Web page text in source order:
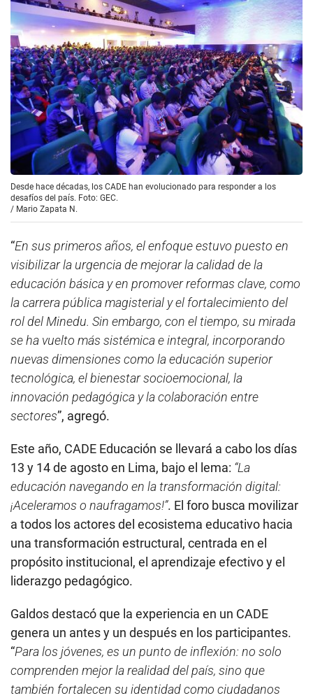
Desde hace décadas, los CADE han evolucionado para responder a los
desafíos del país. Foto: GEC.
/ Mario Zapata N.
“En sus primeros años, el enfoque estuvo puesto en
visibilizar la urgencia de mejorar la calidad de la
educación básica y en promover reformas clave, como
la carrera pública magisterial y el fortalecimiento del
rol del Minedu. Sin embargo, con el tiempo, su mirada
se ha vuelto más sistémica e integral, incorporando
nuevas dimensiones como la educación superior
tecnológica, el bienestar socioemocional, la
innovación pedagógica y la colaboración entre
sectores”, agregó.
Este año, CADE Educación se llevará a cabo los días
13 y 14 de agosto en Lima, bajo el lema: “La
educación navegando en la transformación digital:
¡Aceleramos o naufragamos!”. El foro busca movilizar
a todos los actores del ecosistema educativo hacia
una transformación estructural, centrada en el
propósito institucional, el aprendizaje efectivo y el
liderazgo pedagógico.
Galdos destacó que la experiencia en un CADE
genera un antes y un después en los participantes.
“Para los jóvenes, es un punto de inflexión: no solo
comprenden mejor la realidad del país, sino que
también fortalecen su identidad como ciudadanos